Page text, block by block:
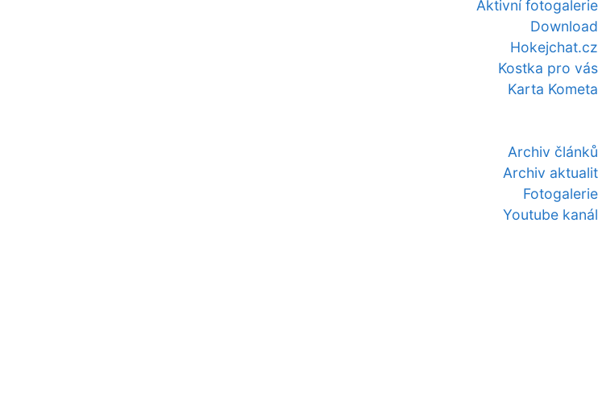
Aktivní fotogalerie
Download
Hokejchat.cz
Kostka pro vás
Karta Kometa
Archiv článků
Archiv aktualit
Fotogalerie
Youtube kanál